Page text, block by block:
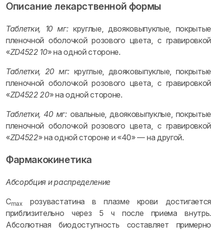
Описание лекарственной формы
Таблетки, 10 мг: круглые, двояковыпуклые, покрытые
пленочной оболочкой розового цвета, с гравировкой
«ZD4522 10» на одной стороне.
Таблетки, 20 мг: круглые, двояковыпуклые, покрытые
пленочной оболочкой розового цвета, с гравировкой
«ZD4522 20» на одной стороне.
Таблетки, 40 мг: овальные, двояковыпуклые, покрытые
пленочной оболочкой розового цвета, с гравировкой
«ZD4522» на одной стороне и «40» — на другой.
Фармакокинетика
Абсорбция и распределение
Cmax
розувастатина в плазме крови достигается
приблизительно через 5 ч после приема внутрь.
Абсолютная биодоступность составляет примерно